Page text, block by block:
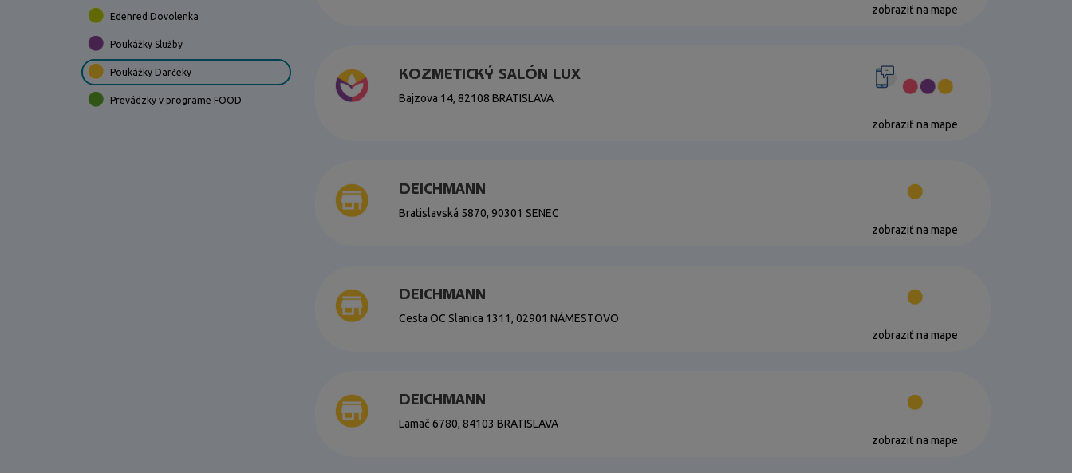
Edenred Dovolenka
Poukážky Služby
Poukážky Darčeky
Prevádzky v programe FOOD
zobraziť na mape
KOZMETICKÝ SALÓN LUX
Bajzova 14, 82108 BRATISLAVA
zobraziť na mape
DEICHMANN
Bratislavská 5870, 90301 SENEC
zobraziť na mape
DEICHMANN
Cesta OC Slanica 1311, 02901 NÁMESTOVO
zobraziť na mape
DEICHMANN
Lamač 6780, 84103 BRATISLAVA
zobraziť na mape